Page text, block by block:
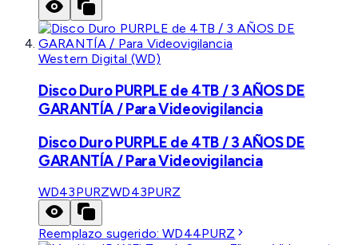
Western Digital (WD)
Disco Duro PURPLE de 4TB / 3 AÑOS DE
GARANTÍA / Para Videovigilancia
Disco Duro PURPLE de 4TB / 3 AÑOS DE
GARANTÍA / Para Videovigilancia
WD43PURZWD43PURZ
Reemplazo sugerido:WD44PURZ